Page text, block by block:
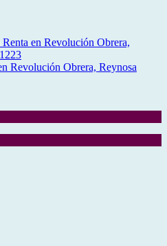
Revolución Obrera, Reynosa